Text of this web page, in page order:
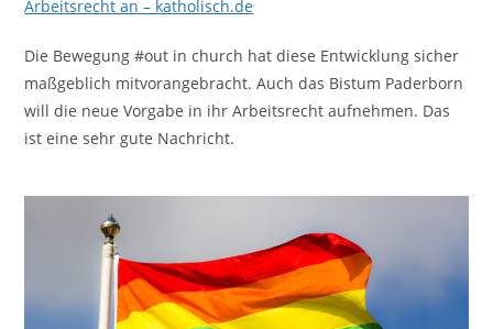
Arbeitsrecht an – katholisch.de
Die Bewegung #out in church hat diese Entwicklung sicher
maßgeblich mitvorangebracht. Auch das Bistum Paderborn
will die neue Vorgabe in ihr Arbeitsrecht aufnehmen. Das
ist eine sehr gute Nachricht.